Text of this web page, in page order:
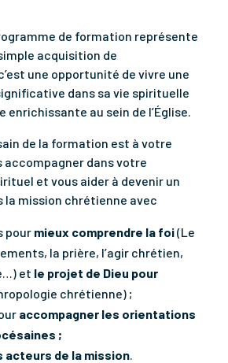
de formation représente
acquisition de
une opportunité de vivre une
dans sa vie spirituelle
enrichissante au sein de l’Église.
de la formation est à votre
accompagner dans votre
et vous aider à devenir un
mission chrétienne avec
pour mieux comprendre la foi(Le
la prière, l’agir chrétien,
et le projet de Dieu pour
chrétienne) ;
accompagner les orientations
;
acteurs de la mission.